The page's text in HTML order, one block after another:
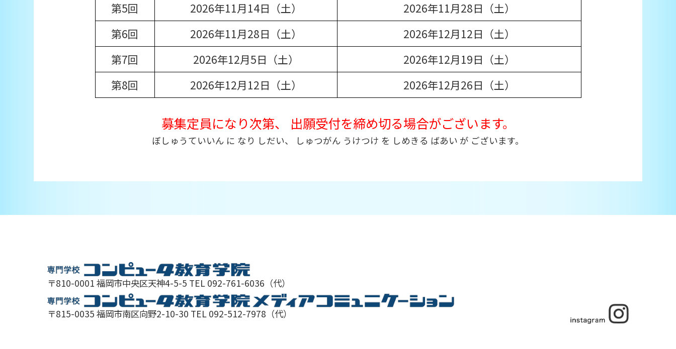
第5回
2026年11月14日（土）
2026年11月28日（土）
第6回
2026年11月28日（土）
2026年12月12日（土）
第7回
2026年12月5日（土）
2026年12月19日（土）
第8回
2026年12月12日（土） 2026年12月26日（土）
募集定員になり次第、 出願受付を締め切る場合がございます。
ぼしゅうていいん に なり しだい、 しゅつがん うけつけ を しめきる ばあい が ございます。
〒810-0001 福岡市中央区天神4-5-5 TEL 092-761-6036（代）
〒815-0035 福岡市南区向野2-10-30 TEL 092-512-7978（代）